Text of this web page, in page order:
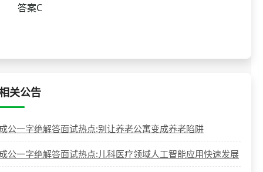
案C
关公告
公一字绝解答面试热点:别让养老公寓变成养老陷阱
公一字绝解答面试热点:儿科医疗领域人工智能应用快速发展